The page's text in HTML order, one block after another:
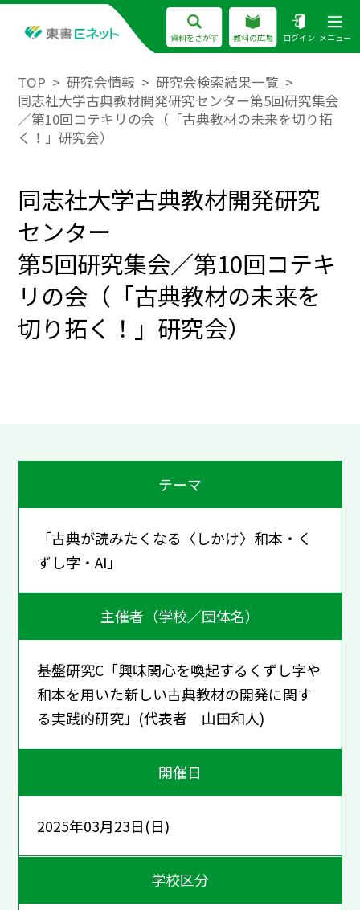
資料をさがす 教科の広場 ログイン メニュー
TOP 研究会情報
研究会検索結果一覧
同志社大学古典教材開発研究センター第5回研究集会
／第10回コテキリの会（「古典教材の未来を切り拓
く！」研究会）
同志社大学古典教材開発研究
センター
第5回研究集会／第10回コテキ
リの会（「古典教材の未来を
切り拓く！」研究会）
テーマ
「古典が読みたくなる〈しかけ〉――和本・く
ずし字・AI」
主催者（学校／団体名）
基盤研究C「興味関心を喚起するくずし字や
和本を用いた新しい古典教材の開発に関す
る実践的研究」(代表者 山田和人)
開催日
2025年03月23日(日)
学校区分